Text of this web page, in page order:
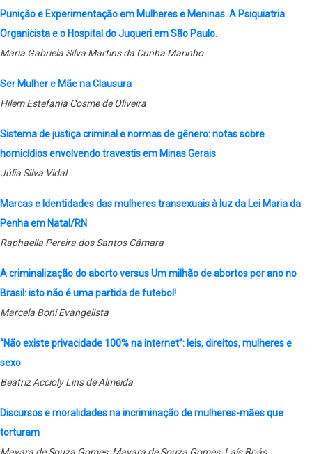
Punição e Experimentação em Mulheres e Meninas. A Psiquiatria
Organicista e o Hospital do Juqueri em São Paulo.
Maria Gabriela Silva Martins da Cunha Marinho
Ser Mulher e Mãe na Clausura
Hilem Estefania Cosme de Oliveira
Sistema de justiça criminal e normas de gênero: notas sobre
homicídios envolvendo travestis em Minas Gerais
Júlia Silva Vidal
Marcas e Identidades das mulheres transexuais à luz da Lei Maria da
Penha em Natal/RN
Raphaella Pereira dos Santos Câmara
A criminalização do aborto versus Um milhão de abortos por ano no
Brasil: isto não é uma partida de futebol!
Marcela Boni Evangelista
“Não existe privacidade 100% na internet”: leis, direitos, mulheres e
sexo
Beatriz Accioly Lins de Almeida
Discursos e moralidades na incriminação de mulheres-mães que
torturam
Mayara de Souza Gomes, Mayara de Souza Gomes, Laís Boás